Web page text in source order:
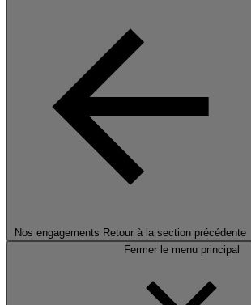
Nos engagements Retour à la section précédente
Fermer le menu principal